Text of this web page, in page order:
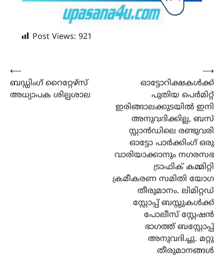
Post Views: 921
Post
navigation
⟵
ബഡ്ഡിംഗ് റൈറ്റേഴ്സ്
അധ്യാപക ശില്പശാല
ഓട്ടോറിക്ഷകൾക്ക്
പുതിയ പെർമിറ്റ്
ഇരിങ്ങാലക്കുടയിൽ ഇനി
അനുവദിക്കില്ല, ബസ്
സ്റ്റാൻഡിലെ രണ്ടുവരി
ഓട്ടോ പാർക്കിംഗ് ഒരു
വാരിയാക്കാനും നഗരസഭ
ട്രാഫിക് കമ്മിറ്റി
ക്രമീകരണ സമിതി യോഗ
തീരുമാനം. ലിമിറ്റഡ്
സ്റ്റോപ്പ് ബസ്സുകൾക്ക്
പോലീസ് സ്റ്റേഷൻ
ഭാഗത്ത് ബസ്റ്റോപ്പ്
അനുവദിച്ചു. മറ്റു
തീരുമാനങ്ങൾ
⟶